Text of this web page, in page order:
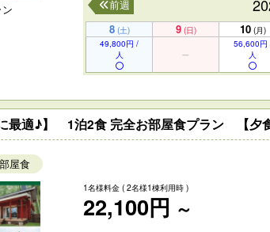
前週
8 (土) 9 (日) 10 (月)
49,800円 /
人
56,600円
人
最適♪】 1泊2食 完全お部屋食プラン 【夕食
屋食
1名様料金 ( 2名様1棟利用時 )
22,100円 ～